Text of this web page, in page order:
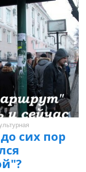
сих пор